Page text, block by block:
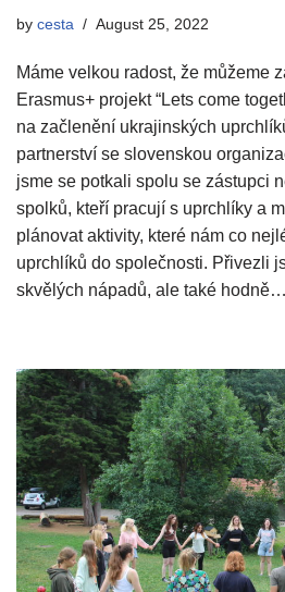
by cesta August 25, 2022
Máme velkou radost, že můžeme
Erasmus+ projekt “Lets come
na začlenění ukrajinských
partnerství se slovenskou
jsme se potkali spolu se zástupci
spolků, kteří pracují s uprchlíky a
plánovat aktivity, které nám co
uprchlíků do společnosti. Přivezli
skvělých nápadů, ale také hodně…